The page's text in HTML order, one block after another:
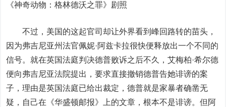
《神奇动物：格林德沃之罪》剧照
不过，美国的这起官司却让外界看到峰回路转的苗头，
因为弗吉尼亚州法官佩妮·阿兹卡拉很快便释放出一个不同的
信号。就在英国法庭判决德普败诉之后不久，艾梅柏·希尔德
便向弗吉尼亚法院提出，要求直接撤销德普告她诽谤的案
子，理由是英国法庭已给出裁定，德普就是家暴者确凿无
疑，自己在《华盛顿邮报》上的文章，根本不是诽谤。但阿